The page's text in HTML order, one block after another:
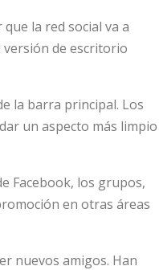
la red social va a
de escritorio
la barra principal. Los
un aspecto más limpio
Facebook, los grupos,
en otras áreas
nuevos amigos. Han